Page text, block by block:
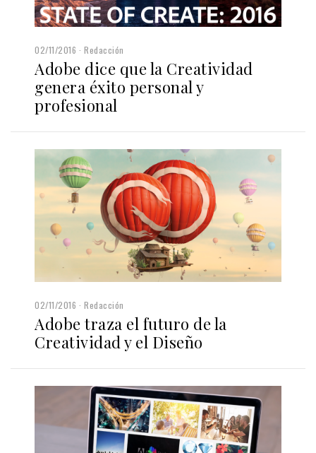
02/11/2016 Redacción
Adobe dice que la Creatividad
genera éxito personal y
profesional
02/11/2016 Redacción
Adobe traza el futuro de la
Creatividad y el Diseño